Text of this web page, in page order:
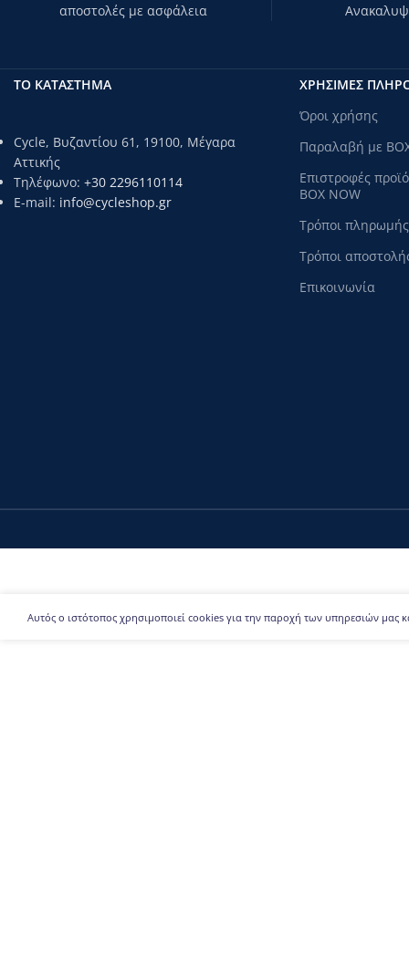
αποστολές με ασφάλεια
ΤΟ ΚΑΤΑΣΤΗΜΑ
Cycle, Βυζαντίου 61, 19100, Μέγαρα
Αττικής
Τηλέφωνο: +30 2296110114
E-mail: info@cycleshop.gr
ΧΡΗΣΙΜΕΣ
Όροι χρήσης
Παραλαβή με
Επιστροφές
BOX NOW
Τρόποι πληρωμής
Τρόποι
Επικοινωνία
Αυτός ο ιστότοπος χρησιμοποιεί cookies για την παροχή των υπηρεσιών